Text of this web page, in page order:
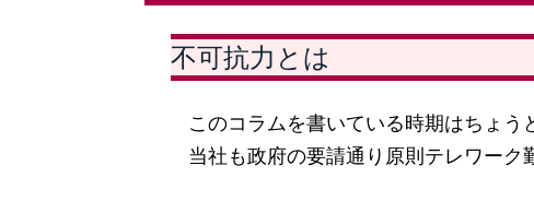
不可抗力とは
このコラムを書いている時期はちょう
当社も政府の要請通り原則テレワーク